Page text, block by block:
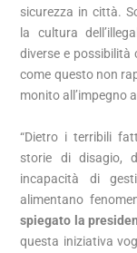
sicurezza in città.
la cultura
diverse e possibilità
come questo non
monito all’impegno
“Dietro i terribili
storie di disagio,
incapacità di
alimentano
spiegato la
questa iniziativa